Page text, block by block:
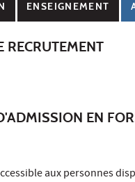
ENSEIGNEMENT
RECRUTEMENT
EN
aux personnes